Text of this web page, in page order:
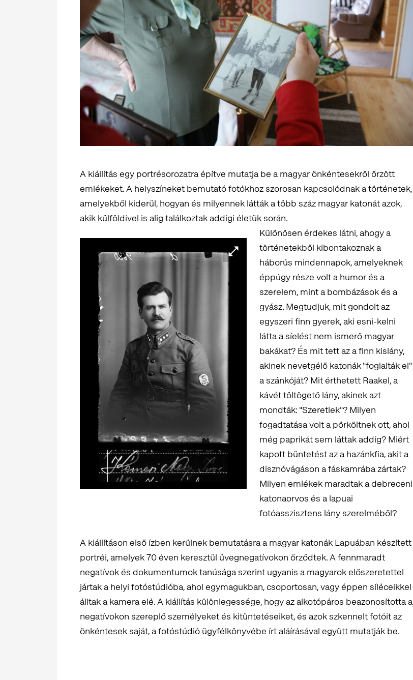
A kiállítás egy portrésorozatra építve mutatja be a magyar önkéntesekről őrzött
emlékeket. A helyszíneket bemutató fotókhoz szorosan kapcsolódnak a történetek,
amelyekből kiderül, hogyan és milyennek látták a több száz magyar katonát azok,
akik külföldivel is alig találkoztak addigi életük során.
Különösen érdekes látni, ahogy a
történetekből kibontakoznak a
háborús mindennapok, amelyeknek
éppúgy része volt a humor és a
szerelem, mint a bombázások és a
gyász. Megtudjuk, mit gondolt az
egyszeri finn gyerek, aki esni-kelni
látta a síelést nem ismerő magyar
bakákat? És mit tett az a finn kislány,
akinek nevetgélő katonák "foglalták el"
a szánkóját? Mit érthetett Raakel, a
kávét töltögető lány, akinek azt
mondták: "Szeretlek"? Milyen
fogadtatása volt a pörköltnek ott, ahol
még paprikát sem láttak addig? Miért
kapott büntetést az a hazánkfia, akit a
disznóvágáson a fáskamrába zártak?
Milyen emlékek maradtak a debreceni
katonaorvos és a lapuai
fotóasszisztens lány szerelméből?
A kiállításon első ízben kerülnek bemutatásra a magyar katonák Lapuában készített
portréi, amelyek 70 éven keresztül üvegnegatívokon őrződtek. A fennmaradt
negatívok és dokumentumok tanúsága szerint ugyanis a magyarok előszeretettel
jártak a helyi fotóstúdióba, ahol egymagukban, csoportosan, vagy éppen síléceikkel
álltak a kamera elé. A kiállítás különlegessége, hogy az alkotópáros beazonosította a
negatívokon szereplő személyeket és kitüntetéseiket, és azok szkennelt fotóit az
önkéntesek saját, a fotóstúdió ügyfélkönyvébe írt aláírásával együtt mutatják be.